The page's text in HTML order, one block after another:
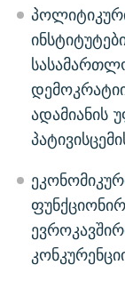
ადამიანის